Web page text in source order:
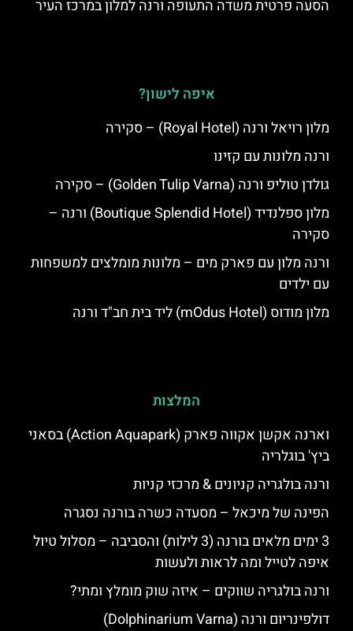
הסעה פרטית משדה התעופה ורנה למלון במרכז העיר
איפה לישון?
מלון רויאל ורנה (Royal Hotel) – סקירה
ורנה מלונות עם קזינו
גולדן טוליפ ורנה (Golden Tulip Varna) – סקירה
מלון ספלנדיד (Boutique Splendid Hotel) ורנה –
סקירה
ורנה מלון עם פארק מים – מלונות מומלצים למשפחות
עם ילדים
מלון מודוס (mOdus Hotel) ליד בית חב"ד ורנה
המלצות
וארנה אקשן אקווה פארק (Action Aquapark) בסאני
ביץ' בוגלריה
ורנה בולגריה קניונים & מרכזי קניות
הפינה של מיכאל – מסעדה כשרה בורנה נסגרה
3 ימים מלאים בורנה (3 לילות) והסביבה – מסלול טיול
איפה לטייל ומה לראות ולעשות
ורנה בולגריה שווקים – איזה שוק מומלץ ומתי?
דולפינריום ורנה (Dolphinarium Varna)